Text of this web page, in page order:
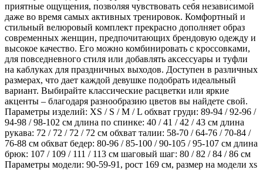
приятные ощущения, позволяя чувствовать себя независимой
даже во время самых активных тренировок. Комфортный и
стильный велюровый комплект прекрасно дополняет образ
современных женщин, предпочитающих брендовую одежду и
высокое качество. Его можно комбинировать с кроссовками,
для повседневного стиля или добавлять аксессуары и туфли
на каблуках для праздничных выходов. Доступен в различных
размерах, что дает каждой девушке подобрать идеальный
вариант. Выбирайте классические расцветки или яркие
акценты – благодаря разнообразию цветов вы найдете свой.
Параметры изделий: XS / S / M / L обхват груди: 89-94 / 92-96 /
94-98 / 98-102 см длина по спинке: 40 / 41 / 42 / 43 см длина
рукава: 72 / 72 / 72 / 72 см обхват талии: 58-70 / 64-76 / 70-84 /
76-88 см обхват бедер: 80-96 / 85-100 / 90-105 / 95-107 см длина
брюк: 107 / 109 / 111 / 113 см шаговый шаг: 80 / 82 / 84 / 86 см
Параметры модели: 90-59-91, рост 169 см, размер на модели xs